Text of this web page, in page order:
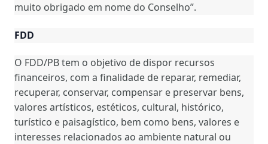
muito obrigado em nome do Conselho”.
FDD
O FDD/PB tem o objetivo de dispor recursos
financeiros, com a finalidade de reparar, remediar,
recuperar, conservar, compensar e preservar bens,
valores artísticos, estéticos, cultural, histórico,
turístico e paisagístico, bem como bens, valores e
interesses relacionados ao ambiente natural ou